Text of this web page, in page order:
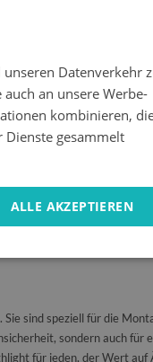
So bleiben Ihre
von Eleganz vermittelt.
sind speziell für die
sondern auch für
für jeden, der Wert auf
Datenverkehr
an unsere Werbe-
kombinieren,
Dienste gesammelt
ALLE AKZEPTIEREN